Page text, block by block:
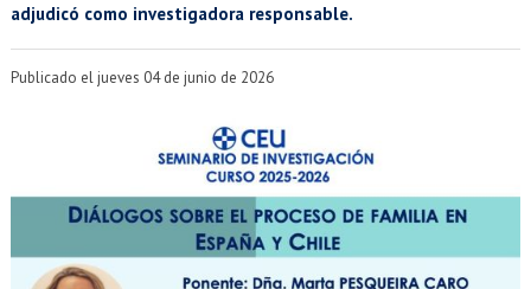
EXTENSIÓN
Académicos
adjudicó como investigadora responsable.
Publicado el jueves 04 de junio de 2026